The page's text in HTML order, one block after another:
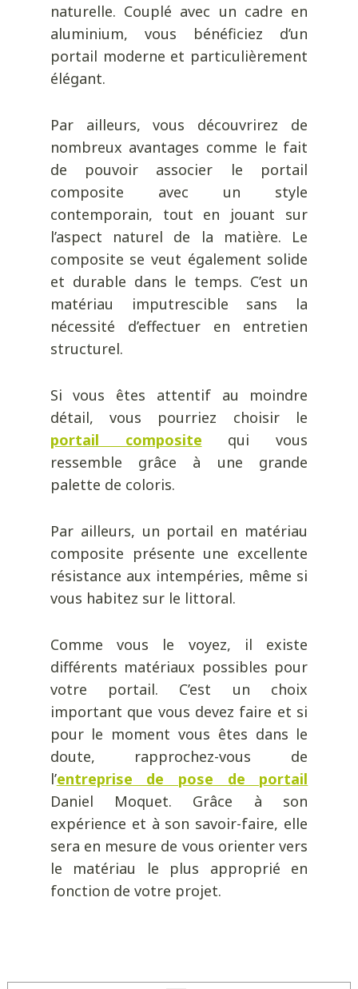
naturelle. Couplé avec un cadre en
aluminium, vous bénéficiez d’un
portail moderne et particulièrement
élégant.
Par ailleurs, vous découvrirez de
nombreux avantages comme le fait
de pouvoir associer le portail
composite avec un style
contemporain, tout en jouant sur
l’aspect naturel de la matière. Le
composite se veut également solide
et durable dans le temps. C’est un
matériau imputrescible sans la
nécessité d’effectuer en entretien
structurel.
Si vous êtes attentif au moindre
détail, vous pourriez choisir le
portail composite qui vous
ressemble grâce à une grande
palette de coloris.
Par ailleurs, un portail en matériau
composite présente une excellente
résistance aux intempéries, même si
vous habitez sur le littoral.
Comme vous le voyez, il existe
différents matériaux possibles pour
votre portail. C’est un choix
important que vous devez faire et si
pour le moment vous êtes dans le
doute, rapprochez-vous de
l’entreprise de pose de portail
Daniel Moquet. Grâce à son
expérience et à son savoir-faire, elle
sera en mesure de vous orienter vers
le matériau le plus approprié en
fonction de votre projet.